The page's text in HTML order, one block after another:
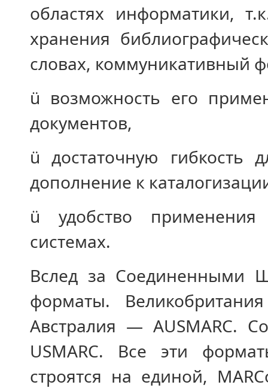
областях информатики,
хранения
словах, коммуникативный
ü возможность его
документов,
ü достаточную гибкость
дополнение к
ü удобство применения
системах.
Вслед за Соединенными
форматы.
Австралия — AUSMARC.
USMARC. Все эти
строятся на единой,